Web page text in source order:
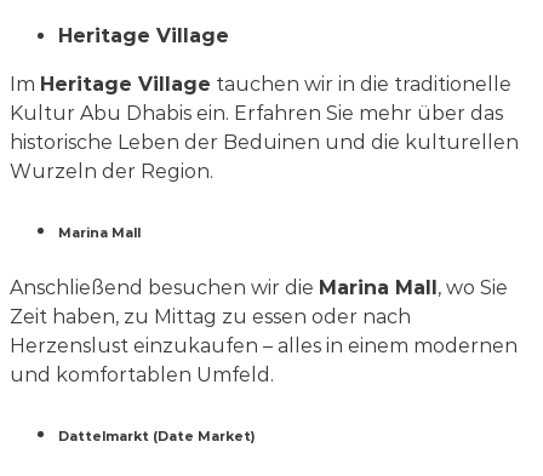
Heritage Village
Im Heritage Village tauchen wir in die traditionelle
Kultur Abu Dhabis ein. Erfahren Sie mehr über das
historische Leben der Beduinen und die kulturellen
Wurzeln der Region.
Marina Mall
Anschließend besuchen wir die Marina Mall, wo Sie
Zeit haben, zu Mittag zu essen oder nach
Herzenslust einzukaufen – alles in einem modernen
und komfortablen Umfeld.
Dattelmarkt (Date Market)